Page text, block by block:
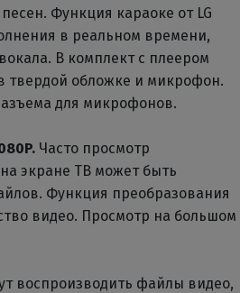
Функция караоке от LG
в реальном времени,
В комплект с плеером
твердой обложке и микрофон.
для микрофонов.
Часто просмотр
экране ТВ может быть
Функция преобразования
видео. Просмотр на большом
воспроизводить файлы видео,